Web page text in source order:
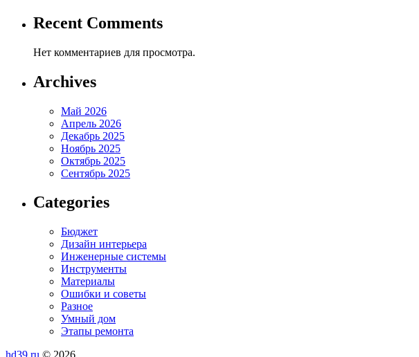
Recent Comments
Нет комментариев для просмотра.
Archives
Май 2026
Апрель 2026
Декабрь 2025
Ноябрь 2025
Октябрь 2025
Сентябрь 2025
Categories
Бюджет
Дизайн интерьера
Инженерные системы
Инструменты
Материалы
Ошибки и советы
Разное
Умный дом
Этапы ремонта